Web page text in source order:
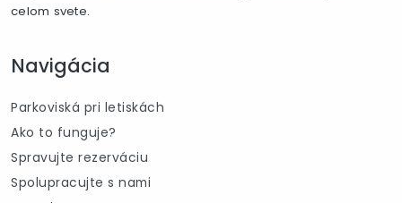
celom svete.
Navigácia
Parkoviská pri letiskách
Ako to funguje?
Spravujte rezerváciu
Spolupracujte s nami